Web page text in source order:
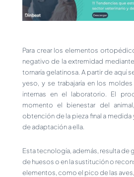
Para crear los elementos
negativo de la extremidad
tornaría gelatinosa. A partir de aquí
yeso, y se trabajaría en los
internas en el laboratorio. El
momento el bienestar del
obtención de la pieza final a
de adaptación a ella.
Esta tecnología, además, resulta de
de huesos o en la sustitución o
elementos, como el pico de las